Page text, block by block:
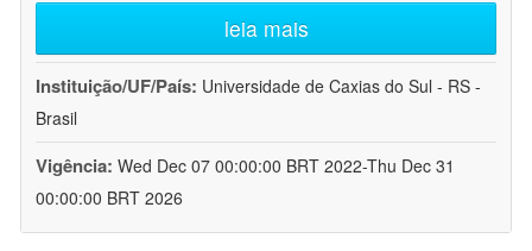
leia mais
Instituição/UF/País: Universidade de Caxias do Sul - RS -
Brasil
Vigência: Wed Dec 07 00:00:00 BRT 2022-Thu Dec 31
00:00:00 BRT 2026